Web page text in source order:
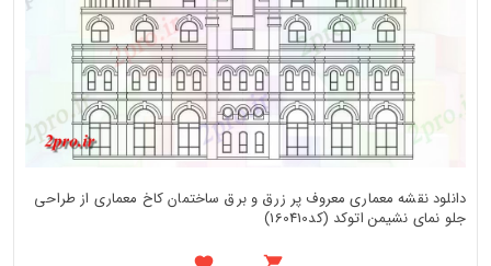
دانلود نقشه معماری معروف پر زرق و برق ساختمان کاخ معماری از طراحی
جلو نمای نشیمن اتوکد (کد160410)